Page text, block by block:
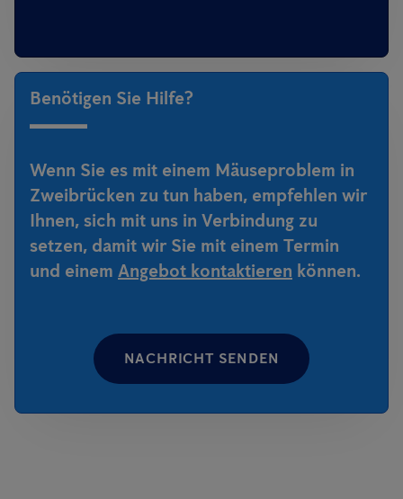
Benötigen Sie Hilfe?
Wenn Sie es mit einem Mäuseproblem in
Zweibrücken zu tun haben, empfehlen wir
Ihnen, sich mit uns in Verbindung zu
setzen, damit wir Sie mit einem Termin
und einem Angebot kontaktieren können.
NACHRICHT SENDEN